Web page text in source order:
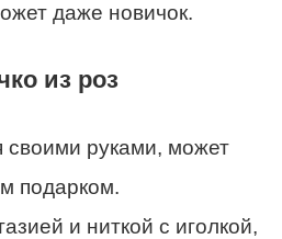
даже новичок.
из роз
своими руками, может
подарком.
и ниткой с иголкой,